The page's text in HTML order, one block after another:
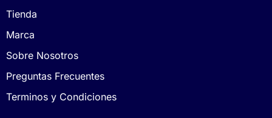
Tienda
Marca
Sobre Nosotros
Preguntas Frecuentes
Terminos y Condiciones